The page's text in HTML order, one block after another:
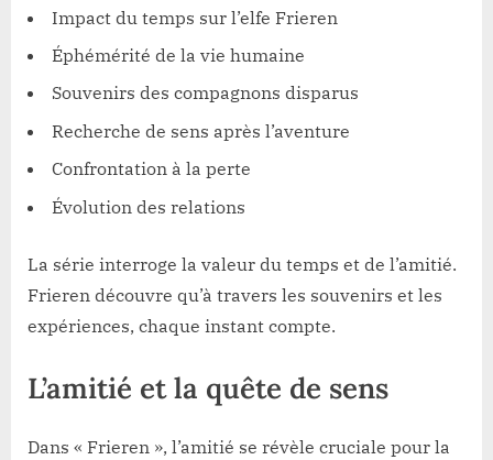
Impact du temps sur l’elfe Frieren
Éphémérité de la vie humaine
Souvenirs des compagnons disparus
Recherche de sens après l’aventure
Confrontation à la perte
Évolution des relations
La série interroge la valeur du temps et de l’amitié.
Frieren découvre qu’à travers les souvenirs et les
expériences, chaque instant compte.
L’amitié et la quête de sens
Dans « Frieren », l’amitié se révèle cruciale pour la